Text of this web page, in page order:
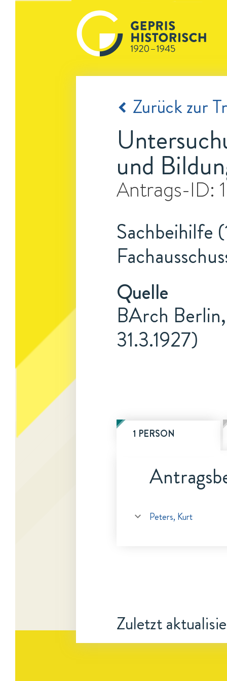
Zurück zur
und
Antrags-ID:
Sachbeihilfe
Quelle
BArch
31.3.1927)
1 PERSON
Peters, Kurt
Zuletzt